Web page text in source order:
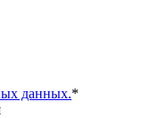
данных.*